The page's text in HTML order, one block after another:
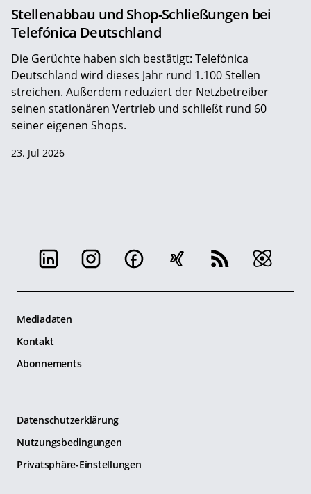
Stellenabbau und Shop-Schließungen bei
Telefónica Deutschland
Die Gerüchte haben sich bestätigt: Telefónica
Deutschland wird dieses Jahr rund 1.100 Stellen
streichen. Außerdem reduziert der Netzbetreiber
seinen stationären Vertrieb und schließt rund 60
seiner eigenen Shops.
23. Jul 2026
Mediadaten
Kontakt
Abonnements
Datenschutzerklärung
Nutzungsbedingungen
Privatsphäre-Einstellungen